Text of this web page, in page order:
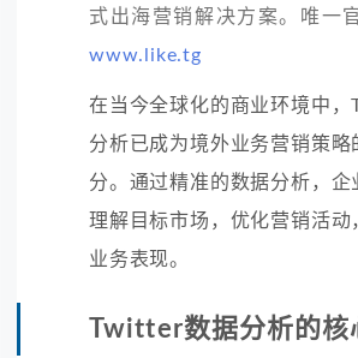
式出海营销解决方案。唯一
www.like.tg
在当今全球化的商业环境中
分析已成为境外业务营销策略
分。通过精准的数据分析，企
理解目标市场，优化营销活动
业务表现。
Twitter数据分析的核